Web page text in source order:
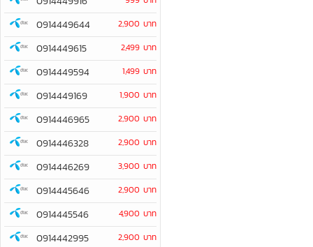
0914449644 2,900 บาท
0914449615 2,499 บาท
0914449594 1,499 บาท
0914449169 1,900 บาท
0914446965 2,900 บาท
0914446328 2,900 บาท
0914446269 3,900 บาท
0914445646 2,900 บาท
0914445546 4,900 บาท
0914442995 2,900 บาท